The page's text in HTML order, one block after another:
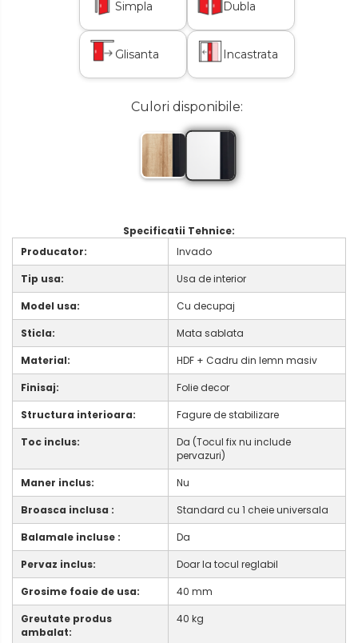
Simpla Dubla
Glisanta Incastrata
Culori disponibile:
Specificatii Tehnice:
Producator:
Invado
Tip usa:
Usa de interior
Model usa:
Cu decupaj
Sticla:
Mata sablata
Material:
HDF + Cadru din lemn masiv
Finisaj:
Folie decor
Structura interioara:
Fagure de stabilizare
Toc inclus:
Da (Tocul fix nu include
pervazuri)
Maner inclus:
Nu
Broasca inclusa :
Standard cu 1 cheie universala
Balamale incluse :
Da
Pervaz inclus:
Doar la tocul reglabil
Grosime foaie de usa:
40 mm
Greutate produs
ambalat:
40 kg